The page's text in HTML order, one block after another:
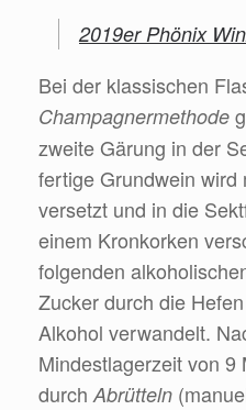
2019er Phönix
Bei der klassischen
Champagnermethode
zweite Gärung in der
fertige Grundwein wird
versetzt und in die
einem Kronkorken
folgenden
Zucker durch die
Alkohol verwandelt.
Mindestlagerzeit von
durchAbrütteln